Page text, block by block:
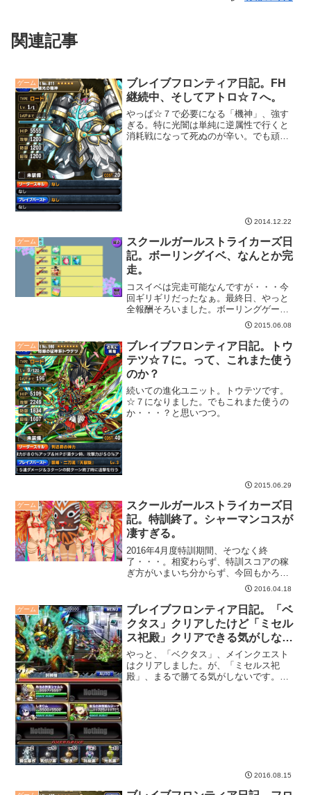
関連記事
ゲーム
ブレイブフロンティア日記。FH
継続中、そしてアトロ☆７へ。
やっぱ☆７で必要になる「機神」、強す
ぎる。特に光闇は単純に逆属性で行くと
消耗戦になって死ぬのが辛い。でも頑張
2014.12.22
ゲーム
スクールガールストライカーズ日
記。ボーリングイベ、なんとか完
走。
コスイベは完走可能なんですが・・・今
回ギリギリだったなぁ。最終日、やっと
全報酬そろいました。ボーリングゲーム
2015.06.08
ゲーム
ブレイブフロンティア日記。トウ
テツ☆７に。って、これまた使う
のか？
続いての進化ユニット。トウテツです。
☆７になりました。でもこれまた使うの
か・・・？と思いつつ。
2015.06.29
ゲーム
スクールガールストライカーズ日
記。特訓終了。シャーマンコスが
凄すぎる。
2016年4月度特訓期間、そつなく終
了・・・。相変わらず、特訓スコアの稼
ぎ方がいまいち分からず、今回もかろう
じてレアコスに届く程度で終了です。
が、このレアコス、なんか凄い。
2016.04.18
ゲーム
ブレイブフロンティア日記。「ベ
クタス」クリアしたけど「ミセル
ス祀殿」クリアできる気がしな
い。
やっと、「ベクタス」、メインクエスト
はクリアしました。が、「ミセルス祀
殿」、まるで勝てる気がしないです。そ
2016.08.15